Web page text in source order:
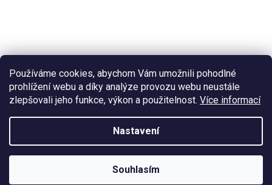
Používáme cookies, abychom Vám umožnili pohodlné
prohlížení webu a díky analýze provozu webu neustále
zlepšovali jeho funkce, výkon a použitelnost. Více informací
Nastavení
Souhlasím